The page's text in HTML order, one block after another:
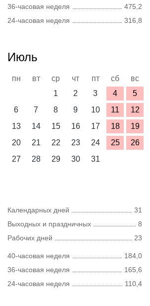
36-часовая неделя
475,2
24-часовая неделя
316,8
Июль
пн вт ср чт пт сб
вс
1
2 3 4
5
6
7 8 9 10 11
12
13
14 15 16 17 18
19
20
21 22 23 24 25
26
27
28 29 30 31
Календарных дней
31
Выходных и праздничных
8
Рабочих дней
23
40-часовая неделя
184,0
36-часовая неделя
165,6
24-часовая неделя
110,4